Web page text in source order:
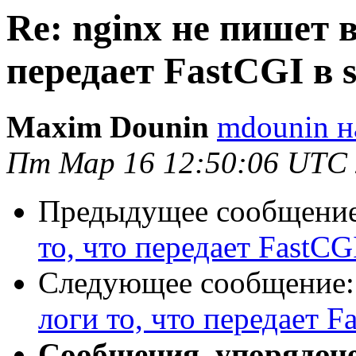
Re: nginx не пишет
передает FastCGI в
Maxim Dounin mdounin
Пт Мар 16 12:50:06 UTC
Предыдущее
то, что передает
Следующее
логи то, что передает